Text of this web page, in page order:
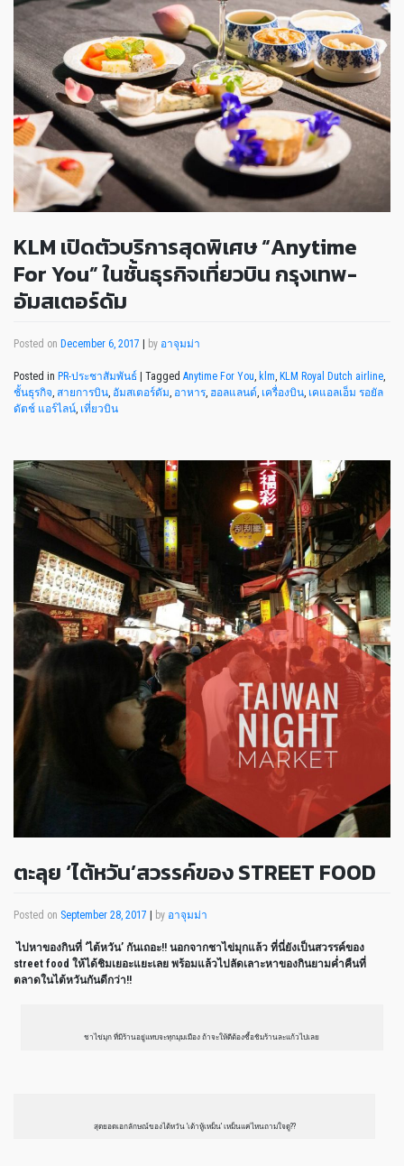
KLM เปิดตัวบริการสุดพิเศษ “Anytime
For You” ในชั้นธุรกิจเที่ยวบิน กรุงเทพ-
อัมสเตอร์ดัม
Posted on December 6, 2017 | by อาจุมม่า
Posted in PR-ประชาสัมพันธ์ | Tagged Anytime For You klm KLM Royal Dutch airline
ชั้นธุรกิจ สายการบิน อัมสเตอร์ดัม อาหาร ฮอลแลนด์ เครื่องบิน เคแอลเอ็ม รอยัล
ดัตช์ แอร์ไลน์ เที่ยวบิน
ตะลุย ‘ไต้หวัน’สวรรค์ของ STREET FOOD
Posted on September 28, 2017 | by อาจุมม่า
ไปหาของกินที่ ‘ไต้หวัน’ กันเถอะ!! นอกจากชาไข่มุกแล้ว ที่นี่ยังเป็นสวรรค์ของ
street food ให้ได้ชิมเยอะแยะเลย พร้อมแล้วไปลัดเลาะหาของกินยามค่ำคืนที่
ตลาดในไต้หวันกันดีกว่า!!
ชาไข่มุก ที่มีร้านอยู่แทบจะทุกมุมเมือง ถ้าจะให้ดีต้องซื้อชิมร้านละแก้วไปเลย
สุดยอดเอกลักษณ์ของไต้หวัน ‘เต้าหู้เหม็น’ เหม็นแค่ไหนถามใจดู??